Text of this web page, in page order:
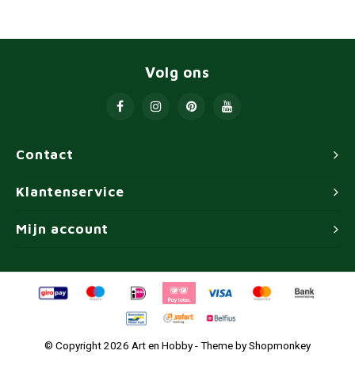
Contact
Volg ons
Klantenservice
Mijn account
© Copyright 2026 Art en Hobby - Theme byShopmonkey